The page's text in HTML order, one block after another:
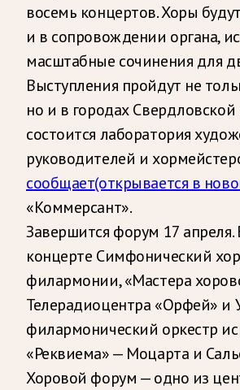
восемь концертов. Хоры
и в сопровождении органа,
масштабные сочинения для
Выступления пройдут не
но и в городах Свердловской
состоится лаборатория
руководителей и
сообщает(открывается в
«Коммерсант».
Завершится форум 17
концерте Симфонический
филармонии, «Мастера
Телерадиоцентра «Орфей» и
филармонический оркестр
«Реквиема» — Моцарта и
Хоровой форум — одно из